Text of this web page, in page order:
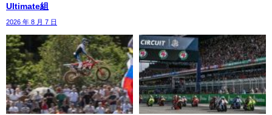
Ultimate組
2026 年 8 月 7 日